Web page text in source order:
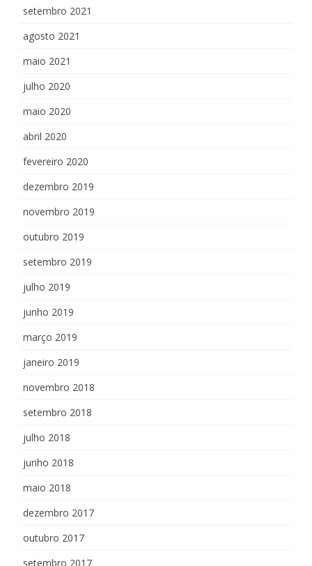
setembro 2021
agosto 2021
maio 2021
julho 2020
maio 2020
abril 2020
fevereiro 2020
dezembro 2019
novembro 2019
outubro 2019
setembro 2019
julho 2019
junho 2019
março 2019
janeiro 2019
novembro 2018
setembro 2018
julho 2018
junho 2018
maio 2018
dezembro 2017
outubro 2017
setembro 2017